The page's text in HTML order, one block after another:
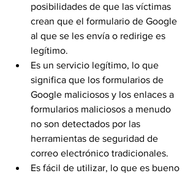
posibilidades de que las víctimas
crean que el formulario de Google
al que se les envía o redirige es
legítimo.
Es un servicio legítimo, lo que
significa que los formularios de
Google maliciosos y los enlaces a
formularios maliciosos a menudo
no son detectados por las
herramientas de seguridad de
correo electrónico tradicionales.
Es fácil de utilizar, lo que es bueno